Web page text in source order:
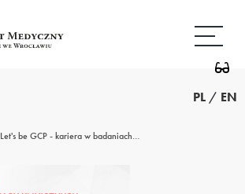
PL / EN
be GCP - kariera w badaniach…